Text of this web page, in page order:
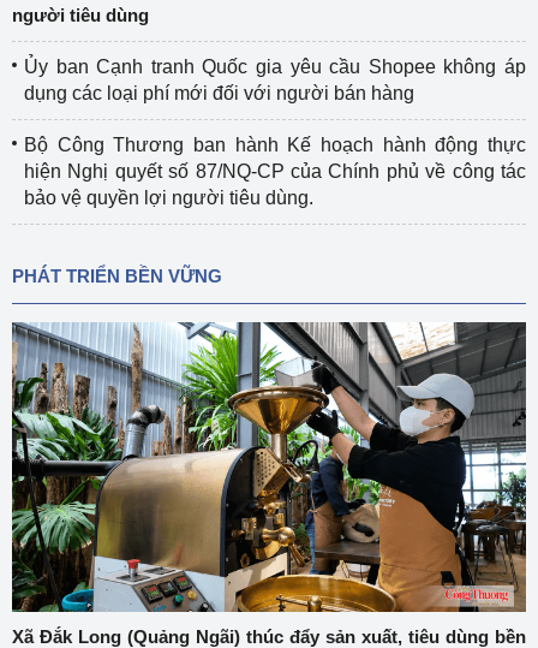
người tiêu dùng
Ủy ban Cạnh tranh Quốc gia yêu cầu Shopee không áp
dụng các loại phí mới đối với người bán hàng
Bộ Công Thương ban hành Kế hoạch hành động thực
hiện Nghị quyết số 87/NQ-CP của Chính phủ về công tác
bảo vệ quyền lợi người tiêu dùng.
PHÁT TRIỂN BỀN VỮNG
Xã Đắk Long (Quảng Ngãi) thúc đẩy sản xuất, tiêu dùng bền